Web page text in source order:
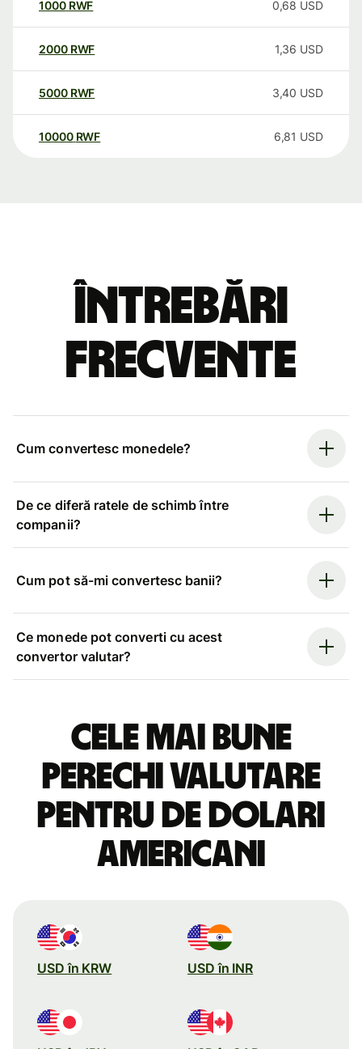
1000 RWF 0,68 USD
2000 RWF 1,36 USD
5000 RWF 3,40 USD
10000 RWF 6,81 USD
Întrebări
frecvente
Cum convertesc monedele?
De ce diferă ratele de schimb între
companii?
Cum pot să-mi convertesc banii?
Ce monede pot converti cu acest
convertor valutar?
Cele mai bune
perechi valutare
pentru de dolari
americani
USD în KRW USD în INR